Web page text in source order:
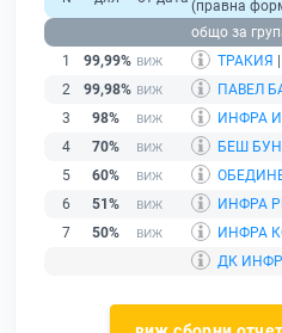
(правна
общо за
1
99,99% ТРАКИЯ
2
99,98% ПАВЕЛ
3
98% ИНФРА
4
70% БЕШ
5
60%
6
51% ИНФРА
7
50% ИНФРА
ДК